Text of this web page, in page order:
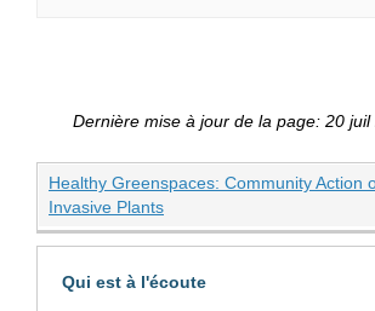
Dernière mise à jour de la page: 20
Healthy Greenspaces: Community Action
Invasive Plants(Liens externes)
Qui est à l'écoute